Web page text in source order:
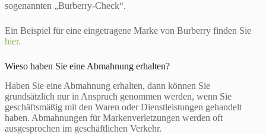
sogenannten „Burberry-Check“.
Ein Beispiel für eine eingetragene Marke von Burberry finden Sie
hier.
Wieso haben Sie eine Abmahnung erhalten?
Haben Sie eine Abmahnung erhalten, dann können Sie
grundsätzlich nur in Anspruch genommen werden, wenn Sie
geschäftsmäßig mit den Waren oder Dienstleistungen gehandelt
haben. Abmahnungen für Markenverletzungen werden oft
ausgesprochen im geschäftlichen Verkehr.